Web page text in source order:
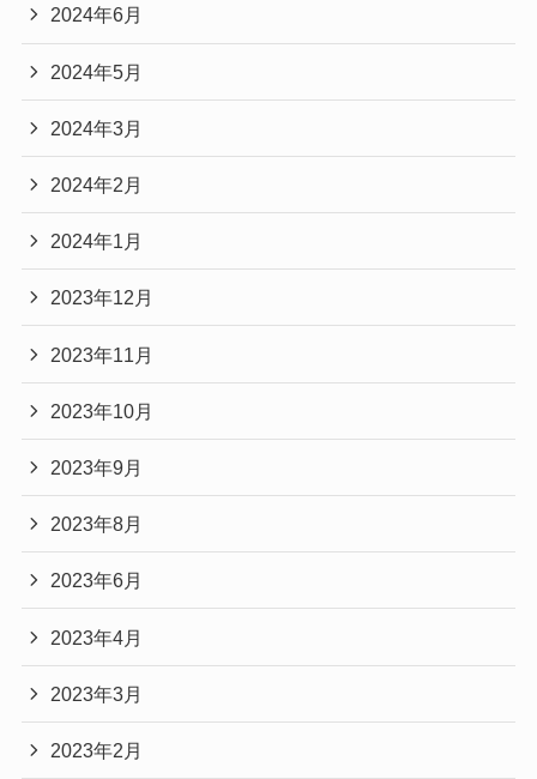
2024年6月
2024年5月
2024年3月
2024年2月
2024年1月
2023年12月
2023年11月
2023年10月
2023年9月
2023年8月
2023年6月
2023年4月
2023年3月
2023年2月